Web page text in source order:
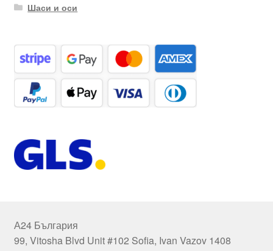
Шаси и оси
А24 България
99, Vitosha Blvd Unit #102 Sofia, Ivan Vazov 1408